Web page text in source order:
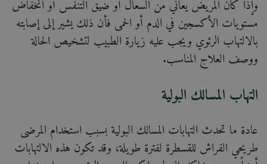
وإذا كان المريض يعاني من السعال أو ضيق التنفس أو انخفاض
مستويات الأكسجين في الدم أو الحمى فأن ذلك يشير إلى إصابته
بالالتهاب الرئوي ويجب عليه زيارة الطبيب لتشخيص الحالة
ووصف العلاج المناسب.
التهاب المسالك البولية
عادة ما تحدث التهابات المسالك البولية بسبب استخدام المرضى
طريحي الفراش للقسطرة لفترة طويلة، وقد تكون هذه الالتهابات